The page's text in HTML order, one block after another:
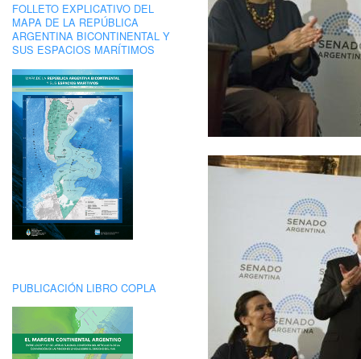
FOLLETO EXPLICATIVO DEL
MAPA DE LA REPÚBLICA
ARGENTINA BICONTINENTAL Y
SUS ESPACIOS MARÍTIMOS
PUBLICACIÓN LIBRO COPLA